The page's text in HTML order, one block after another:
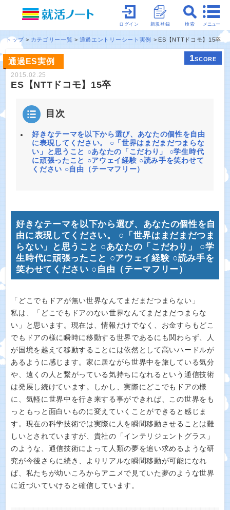
メニュー
検索
新規登録
ログイン
トップ カテゴリー一覧 通過エントリーシート実例 ES【NTTドコモ】15卒
通過ES実例 1SCORE
2015.02.25
ES【NTTドコモ】15卒
目次
好きなテーマを以下から選び、あなたの個性を自由
に表現してください。 ○「世界はまだまだつまらな
い」と思うこと ○あなたの「こだわり」 ○学生時代
に頑張ったこと ○アウェイ経験 ○読み手を笑わせて
ください ○自由（テーマフリー）
好きなテーマを以下から選び、あなたの個性を自
由に表現してください。 ○「世界はまだまだつま
らない」と思うこと ○あなたの「こだわり」 ○学
生時代に頑張ったこと ○アウェイ経験 ○読み手を
笑わせてください ○自由（テーマフリー）
「どこでもドアが無い世界なんてまだまだつまらない」
私は、「どこでもドアのない世界なんてまだまだつまらな
い」と思います。現在は、情報だけでなく、お金すらもどこ
でもドアの様に瞬時に移動する世界であるにも関わらず、人
が国境を越えて移動することには依然として高いハードルが
あるように感じます。家に居ながら世界中を旅している気分
や、遠くの人と繋がっている気持ちになれるという通信技術
は発展し続けています。しかし、実際にどこでもドアの様
に、気軽に世界中を行き来する事ができれば、この世界をも
っともっと面白いものに変えていくことができると感じま
す。現在の科学技術では実際に人を瞬間移動させることは難
しいとされていますが、貴社の「インテリジェントグラス」
のような、通信技術によって人類の夢を追い求めるような研
究が今後さらに続き、よりリアルな瞬間移動が可能になれ
ば、私たちが幼いころからアニメで見ていた夢のような世界
に近づいていけると確信しています。